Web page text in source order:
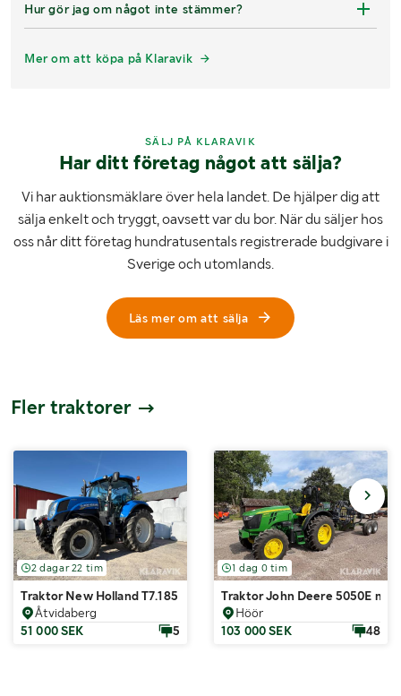
Hur gör jag om något inte stämmer?
Mer om att köpa på Klaravik
SÄLJ PÅ KLARAVIK
Har ditt företag något att sälja?
Vi har auktionsmäklare över hela landet. De hjälper dig att
sälja enkelt och tryggt, oavsett var du bor. När du säljer hos
oss når ditt företag hundratusentals registrerade budgivare i
Sverige och utomlands.
Läs mer om att sälja
Fler traktorer
2 dagar 22 tim
Traktor New Holland T7.185
Åtvidaberg
51 000 SEK
5
1 dag 0 tim
Traktor John Deere 5050E
Höör
103 000 SEK
48